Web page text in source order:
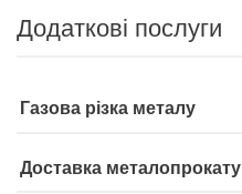
Додаткові послуги
Газова різка металу
Доставка металопрокату